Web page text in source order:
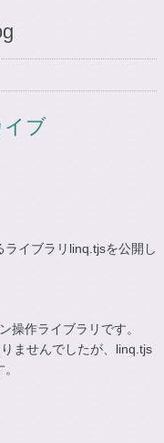
イブ
イブラリlinq.tjsを公開し
操作ライブラリです。
ませんでしたが、linq.tjs